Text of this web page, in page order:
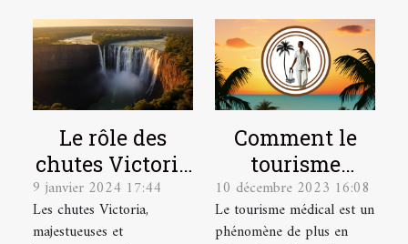
Le rôle des
chutes Victoria
dans
l'économie
9 janvier 2024 17:44
Les chutes Victoria,
majestueuses et
Comment le
tourisme
médical
façonne
10 décembre 2023 16:08
Le tourisme médical est un
phénomène de plus en